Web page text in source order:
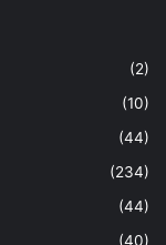
(2)
(10)
(44)
(234)
(44)
(40)